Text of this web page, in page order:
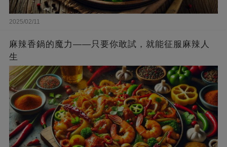
2025/02/11
麻辣香鍋的魔力——只要你敢試，就能征服麻辣人
生